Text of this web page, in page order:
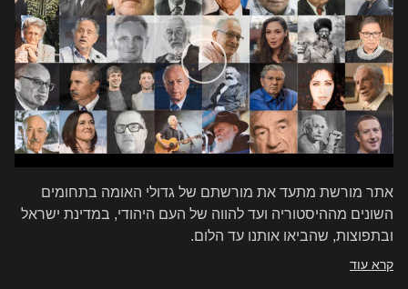
אתר מורשת מתעד את מורשתם של גדולי האומה בתחומים
השונים מההיסטוריה ועד להווה של העם היהודי, במדינת ישראל
ובתפוצות, שהביאו אותנו עד הלום.
קרא עוד